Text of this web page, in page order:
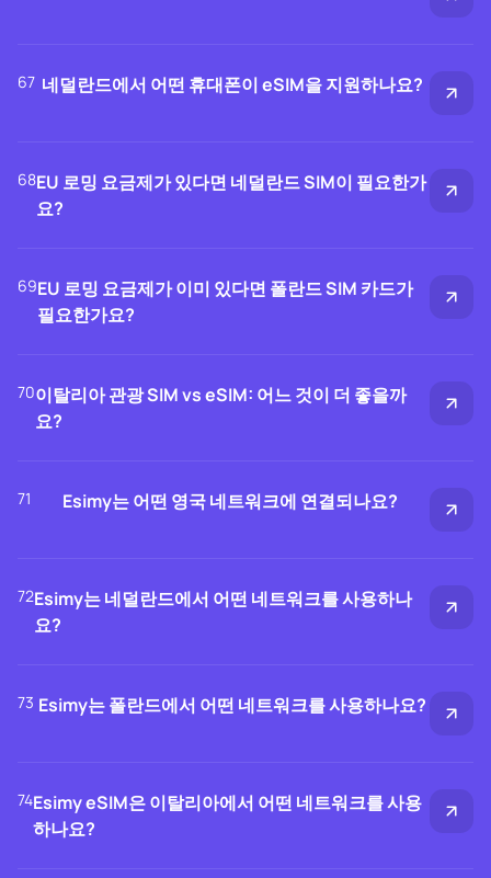
67 네덜란드에서 어떤 휴대폰이 eSIM을 지원하나요?
68EU 로밍 요금제가 있다면 네덜란드 SIM이 필요한가
요?
69EU 로밍 요금제가 이미 있다면 폴란드 SIM 카드가
필요한가요?
70이탈리아 관광 SIM vs eSIM: 어느 것이 더 좋을까
요?
71 Esimy는 어떤 영국 네트워크에 연결되나요?
72Esimy는 네덜란드에서 어떤 네트워크를 사용하나
요?
73 Esimy는 폴란드에서 어떤 네트워크를 사용하나요?
74Esimy eSIM은 이탈리아에서 어떤 네트워크를 사용
하나요?